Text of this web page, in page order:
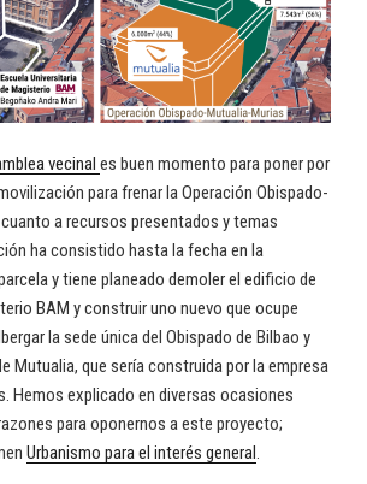
vecinal es buen momento para poner por
para frenar la Operación Obispado-
a recursos presentados y temas
ha consistido hasta la fecha en la
y tiene planeado demoler el edificio de
BAM y construir uno nuevo que ocupe
la sede única del Obispado de Bilbao y
Mutualia, que sería construida por la empresa
Hemos explicado en diversas ocasiones
para oponernos a este proyecto;
Urbanismo para el interés general.